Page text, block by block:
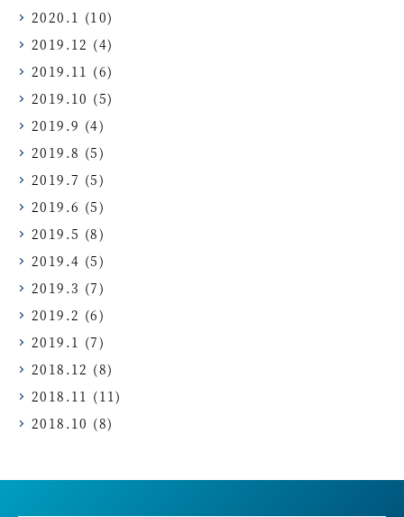
2020.1 (10)
2019.12 (4)
2019.11 (6)
2019.10 (5)
2019.9 (4)
2019.8 (5)
2019.7 (5)
2019.6 (5)
2019.5 (8)
2019.4 (5)
2019.3 (7)
2019.2 (6)
2019.1 (7)
2018.12 (8)
2018.11 (11)
2018.10 (8)